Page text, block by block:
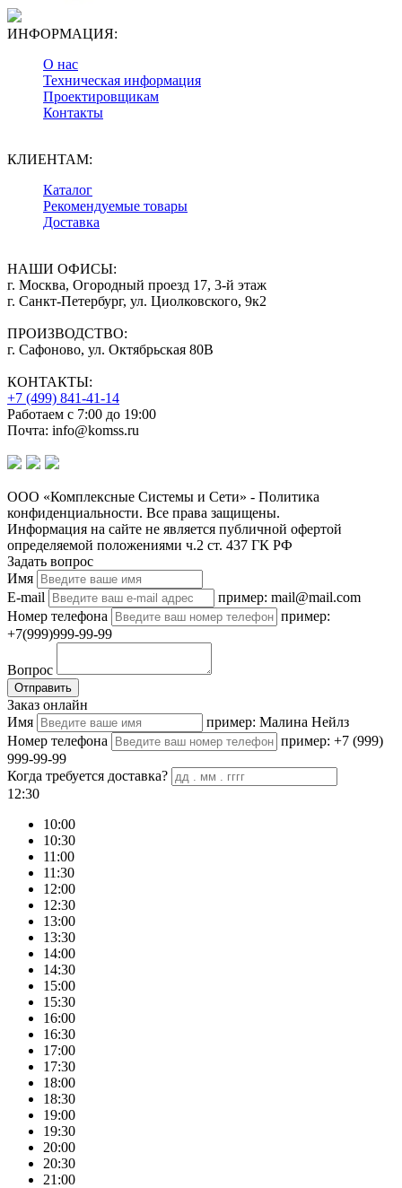
ИНФОРМАЦИЯ:
О нас
Техническая информация
Проектировщикам
Контакты
КЛИЕНТАМ:
Каталог
Рекомендуемые товары
Доставка
НАШИ ОФИСЫ:
г. Москва, Огородный проезд 17, 3-й этаж
г. Санкт-Петербург, ул. Циолковского, 9к2
ПРОИЗВОДСТВО:
г. Сафоново, ул. Октябрьская 80В
КОНТАКТЫ:
+7 (499) 841-41-14
Работаем с 7:00 до 19:00
Почта: info@komss.ru
ООО «Комплексные Системы и Сети» - Политика
конфиденциальности. Все права защищены.
Информация на сайте не является публичной офертой
определяемой положениями ч.2 ст. 437 ГК РФ
Задать вопрос
Имя
E-mail
пример: mail@mail.com
Номер телефона
пример:
+7(999)999-99-99
Вопрос
Отправить
Заказ онлайн
Имя
пример: Малина Нейлз
Номер телефона
пример: +7 (999)
999-99-99
Когда требуется доставка?
12:30
10:00
10:30
11:00
11:30
12:00
12:30
13:00
13:30
14:00
14:30
15:00
15:30
16:00
16:30
17:00
17:30
18:00
18:30
19:00
19:30
20:00
20:30
21:00